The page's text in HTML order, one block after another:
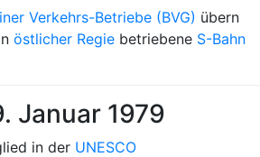
Verkehrs-Betriebe (BVG) übern
östlicher Regie betriebene S-Bahn
Januar 1979
in der UNESCO